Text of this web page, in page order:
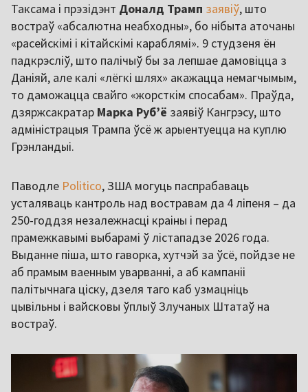
Таксама і прэзідэнт Доналд Трамп заявіў, што
востраў «абсалютна неабходны», бо нібыта аточаны
«расейскімі і кітайскімі караблямі». 9 студзеня ён
падкрэсліў, што палічыў бы за лепшае дамовіцца з
Даніяй, але калі «лёгкі шлях» акажацца немагчымым,
то даможацца свайго «жорсткім спосабам». Праўда,
дзяржсакратар Марка Рубʼё заявіў Кангрэсу, што
адміністрацыя Трампа ўсё ж арыентуецца на куплю
Грэнландыі.
Паводле Politico, ЗША могуць паспрабаваць
усталяваць кантроль над востравам да 4 ліпеня – да
250-годдзя незалежнасці краіны і перад
прамежкавымі выбарамі ў лістападзе 2026 года.
Выданне піша, што гаворка, хутчэй за ўсё, пойдзе не
аб прамым ваенным уварванні, а аб кампаніі
палітычнага ціску, дзеля таго каб узмацніць
цывільны і вайсковы ўплыў Злучаных Штатаў на
востраў.